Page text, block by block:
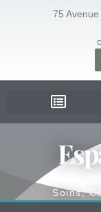
75
Soins,